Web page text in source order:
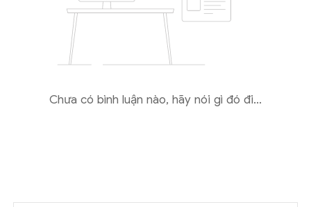
Chưa có bình luận nào, hãy nói gì đó đi...